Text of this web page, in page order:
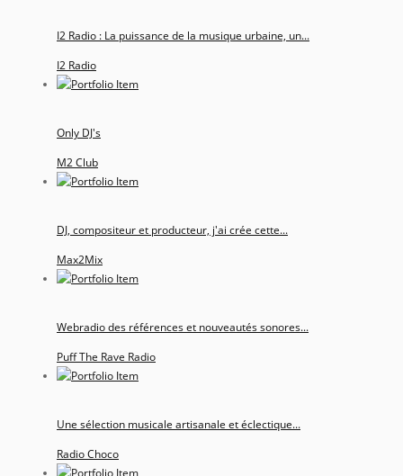
I2 Radio : La puissance de la musique urbaine, un...
I2 Radio
Only DJ's
M2 Club
DJ, compositeur et producteur, j'ai crée cette...
Max2Mix
Webradio des références et nouveautés sonores...
Puff The Rave Radio
Une sélection musicale artisanale et éclectique...
Radio Choco